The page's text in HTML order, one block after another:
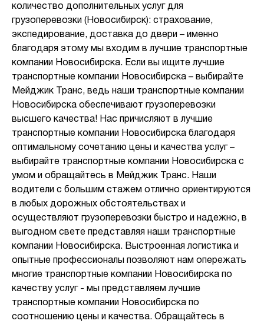
количество дополнительных услуг для
грузоперевозки (Новосибирск): страхование,
экспедирование, доставка до двери – именно
благодаря этому мы входим в лучшие транспортные
компании Новосибирска. Если вы ищите лучшие
транспортные компании Новосибирска – выбирайте
Мейджик Транс, ведь наши транспортные компании
Новосибирска обеспечивают грузоперевозки
высшего качества! Нас причисляют в лучшие
транспортные компании Новосибирска благодаря
оптимальному сочетанию цены и качества услуг –
выбирайте транспортные компании Новосибирска с
умом и обращайтесь в Мейджик Транс. Наши
водители с большим стажем отлично ориентируются
в любых дорожных обстоятельствах и
осуществляют грузоперевозки быстро и надежно, в
выгодном свете представляя наши транспортные
компании Новосибирска. Выстроенная логистика и
опытные профессионалы позволяют нам опережать
многие транспортные компании Новосибирска по
качеству услуг - мы представляем лучшие
транспортные компании Новосибирска по
соотношению цены и качества. Обращайтесь в